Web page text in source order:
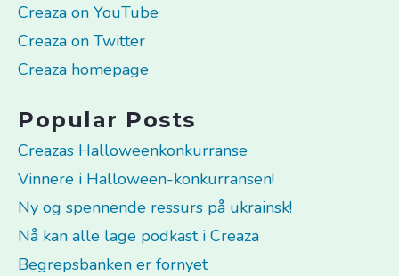
Creaza on YouTube
Creaza on Twitter
Creaza homepage
Popular Posts
Creazas Halloweenkonkurranse
Vinnere i Halloween-konkurransen!
Ny og spennende ressurs på ukrainsk!
Nå kan alle lage podkast i Creaza
Begrepsbanken er fornyet